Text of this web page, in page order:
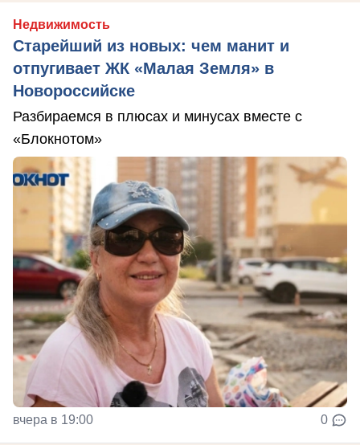
Недвижимость
Старейший из новых: чем манит и
отпугивает ЖК «Малая Земля» в
Новороссийске
Разбираемся в плюсах и минусах вместе с
«Блокнотом»
вчера в 19:00 0